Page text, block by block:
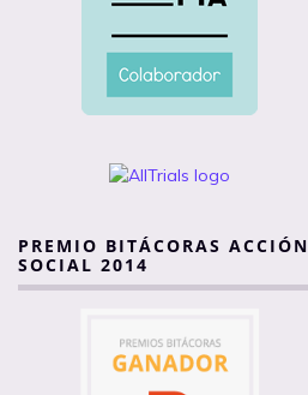
PREMIO BITÁCORAS ACCIÓN
SOCIAL 2014